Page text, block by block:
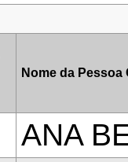
Nome da Pessoa
ANA